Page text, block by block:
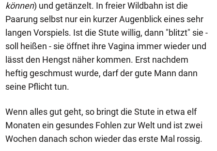
können) und getänzelt. In freier Wildbahn ist die
Paarung selbst nur ein kurzer Augenblick eines sehr
langen Vorspiels. Ist die Stute willig, dann "blitzt" sie -
soll heißen - sie öffnet ihre Vagina immer wieder und
lässt den Hengst näher kommen. Erst nachdem
heftig geschmust wurde, darf der gute Mann dann
seine Pflicht tun.
Wenn alles gut geht, so bringt die Stute in etwa elf
Monaten ein gesundes Fohlen zur Welt und ist zwei
Wochen danach schon wieder das erste Mal rossig.